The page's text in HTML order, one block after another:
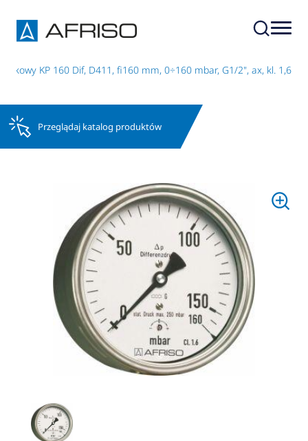
KP 160 Dif, D411, fi160 mm, 0÷160 mbar, G1/2", ax, kl. 1,6
Przeglądaj katalog produktów